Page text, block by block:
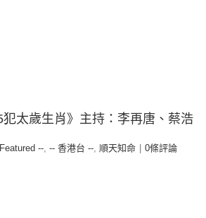
犯太歲生肖》主持：李再唐、蔡浩
--, -- 香港台 --, 順天知命 0條評論